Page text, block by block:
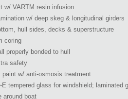
w/ VARTM resin infusion
w/ deep skeg & longitudinal girders
hull sides, decks & superstructure
coring
properly bonded to hull
safety
w/ anti-osmosis treatment
tempered glass for windshield; laminated
around boat